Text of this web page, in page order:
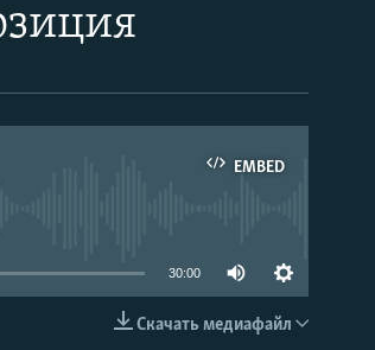
EMBED
EMBED
30:00
Скачать медиафайл